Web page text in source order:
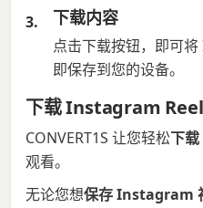
下载内容
点击下载按钮，即可
即保存到您的设备。
下载 Instagram
CONVERT1S 让您轻松下
观看。
无论您想保存 Instagram